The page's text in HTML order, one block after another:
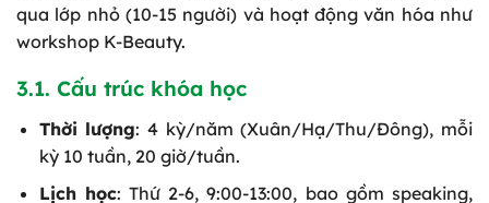
qua lớp nhỏ (10-15 người) và hoạt động văn hóa như
workshop K-Beauty.
3.1. Cấu trúc khóa học
Thời lượng: 4 kỳ/năm (Xuân/Hạ/Thu/Đông), mỗi
kỳ 10 tuần, 20 giờ/tuần.
Lịch học: Thứ 2-6, 9:00-13:00, bao gồm speaking,